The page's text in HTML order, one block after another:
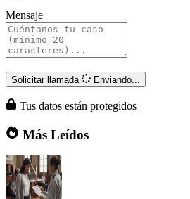
Mensaje
Solicitar llamada Enviando...
Tus datos están protegidos
Más Leídos